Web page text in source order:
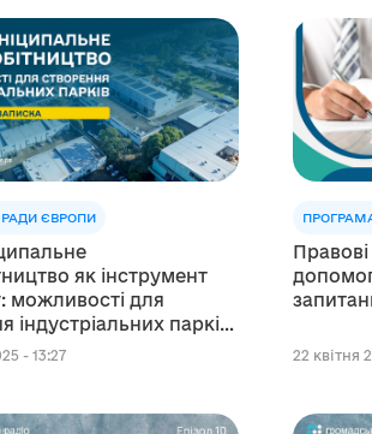
ЄВРОПИ
як інструмент
можливості для
індустріальних парків
- 13:27
ПРОГРАМА
Правові
22 квітня